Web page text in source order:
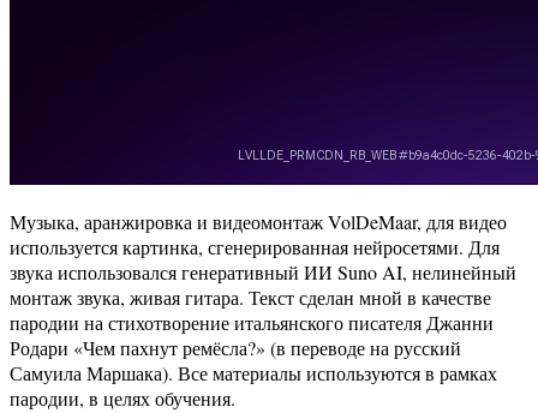
Музыка, аранжировка и видеомонтаж VolDeMaar, для видео
используется картинка, сгенерированная нейросетями. Для
звука использовался генеративный ИИ Suno AI, нелинейный
монтаж звука, живая гитара. Текст сделан мной в качестве
пародии на стихотворение итальянского писателя Джанни
Родари «Чем пахнут ремёсла?» (в переводе на русский
Самуила Маршака). Все материалы используются в рамках
пародии, в целях обучения.